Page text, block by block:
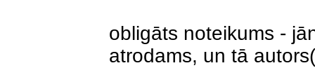
obligāts noteikums -
atrodams, un tā